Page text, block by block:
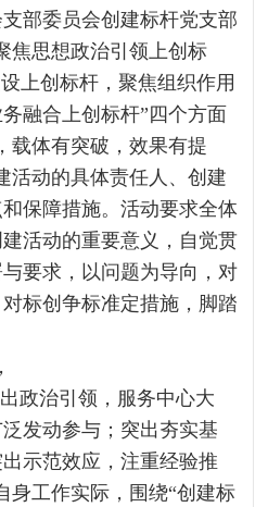
部委员会创建标杆党支部
焦思想政治引领上创标
上创标杆，聚焦组织作用
融合上创标杆”四个方面
载体有突破，效果有提
活动的具体责任人、创建
保障措施。活动要求全体
活动的重要意义，自觉贯
要求，以问题为导向，对
标创争标准定措施，脚踏
政治引领，服务中心大
发动参与；突出夯实基
示范效应，注重经验推
身工作实际 ，围绕“创建标